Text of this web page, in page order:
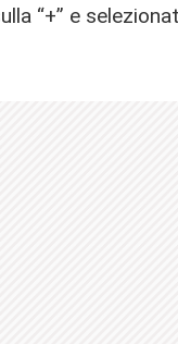
“+” e